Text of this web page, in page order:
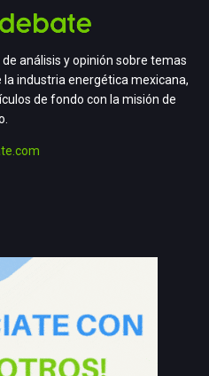
análisis y opinión sobre temas
industria energética mexicana,
de fondo con la misión de